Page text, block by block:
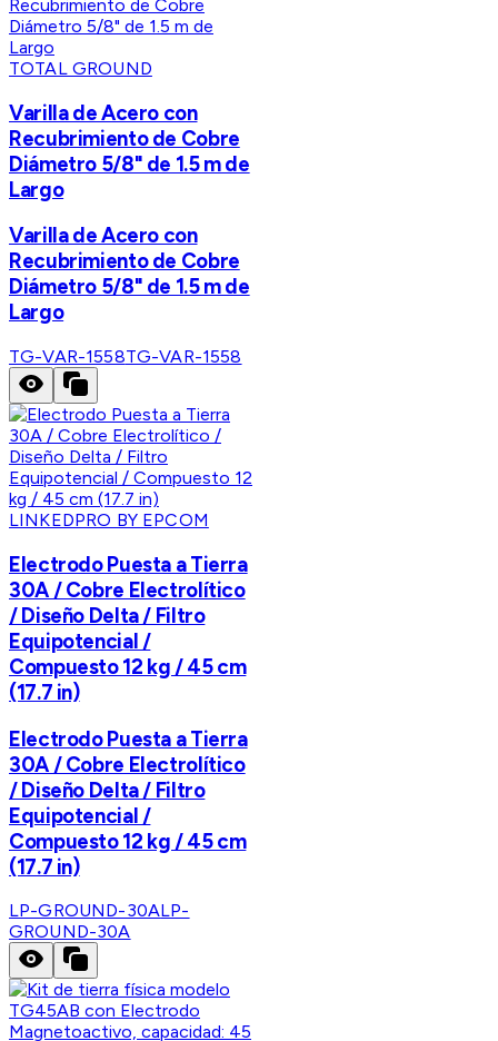
TOTAL GROUND
Varilla de Acero con
Recubrimiento de Cobre
Diámetro 5/8" de 1.5 m de
Largo
Varilla de Acero con
Recubrimiento de Cobre
Diámetro 5/8" de 1.5 m de
Largo
TG-VAR-1558TG-VAR-1558
LINKEDPRO BY EPCOM
Electrodo Puesta a Tierra
30A / Cobre Electrolítico
/ Diseño Delta / Filtro
Equipotencial /
Compuesto 12 kg / 45 cm
(17.7 in)
Electrodo Puesta a Tierra
30A / Cobre Electrolítico
/ Diseño Delta / Filtro
Equipotencial /
Compuesto 12 kg / 45 cm
(17.7 in)
LP-GROUND-30ALP-
GROUND-30A